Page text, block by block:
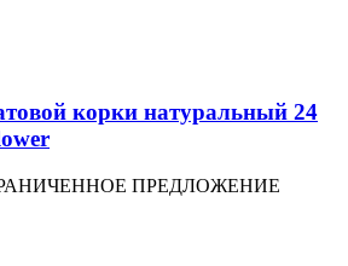
корки натуральный 24
ПРЕДЛОЖЕНИЕ